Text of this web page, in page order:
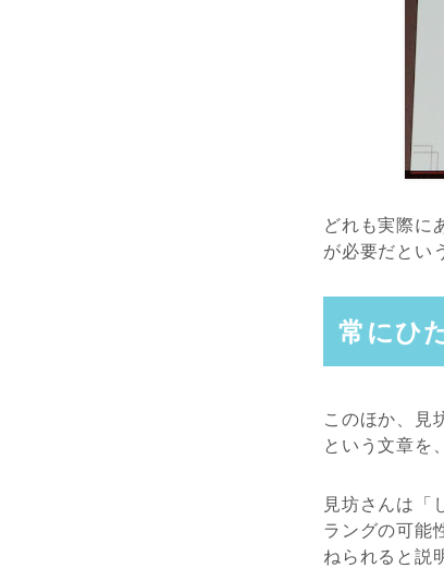
どれも実際に
が必要だとい
常にひ
このほか、見
という文章を
見坊さんは「
ラングの可能
ねられると説